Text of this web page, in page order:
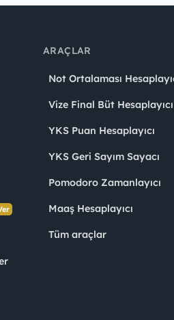
ARAÇLAR
Not Ortalaması
Vize Final Büt Hesaplayıcı
YKS Puan Hesaplayıcı
YKS Geri Sayım Sayacı
Pomodoro Zamanlayıcı
Maaş Hesaplayıcı
Tüm araçlar